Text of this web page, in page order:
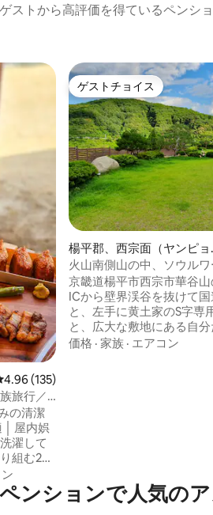
ストから高評価を得ているペンシ
ビュー135件、5つ星中4.96つ星の平均
4.96 (135)
旅行／
ふれる
無料／
の清潔
組む2年
るプラ
とした
ューを
ゲストチョイス
ゲストチョイス
楊平郡、西宗面（ヤンピョ
ぐん、ソジョンミョン）の
ンション
火山南側山の中、ソウル
35km、約3300坪内のゲス
土家
京畿道楊平市西宗市華谷
ICから壁界渓谷を抜けて
と、左手に黄土家のS字専
と、広大な敷地にある自
の黄土韓屋が見えてきます～ 四季が贈
～ 自然と触れ合いながら
れた自分だけの休息所。 黄土の家は、韓
価格 · 家族 · エアコン
ンションで人気の